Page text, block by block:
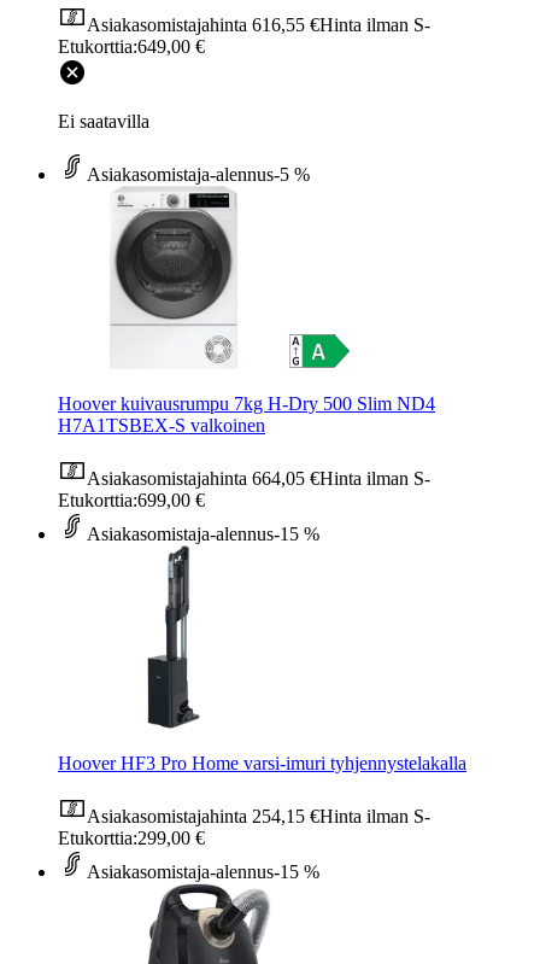
Asiakasomistajahinta 616,55 €Hinta ilman S-
Etukorttia:649,00 €
Ei saatavilla
Asiakasomistaja-alennus-5 %
Hoover kuivausrumpu 7kg H-Dry 500 Slim ND4
H7A1TSBEX-S valkoinen
Asiakasomistajahinta 664,05 €Hinta ilman S-
Etukorttia:699,00 €
Asiakasomistaja-alennus-15 %
Hoover HF3 Pro Home varsi-imuri tyhjennystelakalla
Asiakasomistajahinta 254,15 €Hinta ilman S-
Etukorttia:299,00 €
Asiakasomistaja-alennus-15 %